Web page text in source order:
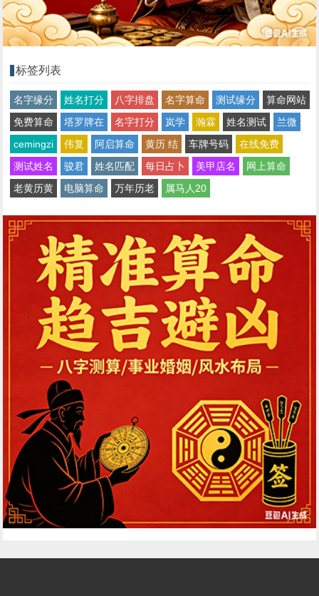
标签列表
名字缘分 姓名打分 八字排盘 名字算命 测试缘分
算命网站
免费算命
塔罗牌在 名字打分 岚学 瀚霖 姓名测试
兰微
cemingzi
伟复 阿启算命 黄历 结 车牌号码
在线免费
测试姓名
骏君 姓名匹配 每日占卜 美甲店名
网上算命
老黄历黄
电脑算命 万年历老 属马人20